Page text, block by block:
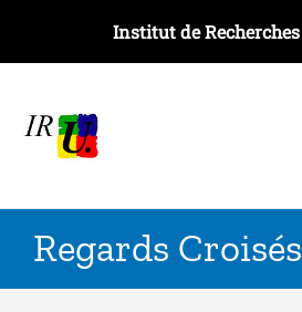
contenu
Institut de Recherches
Les recherches
Regards Croisés